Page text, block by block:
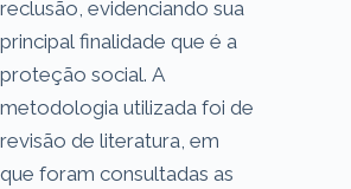
reclusão, evidenciando sua
principal finalidade que é a
proteção social. A
metodologia utilizada foi de
revisão de literatura, em
que foram consultadas as